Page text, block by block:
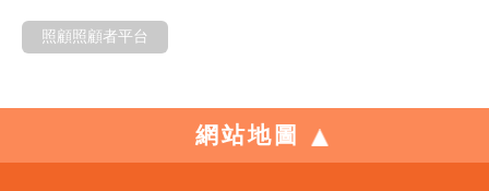
照顧照顧者平台
網站地圖